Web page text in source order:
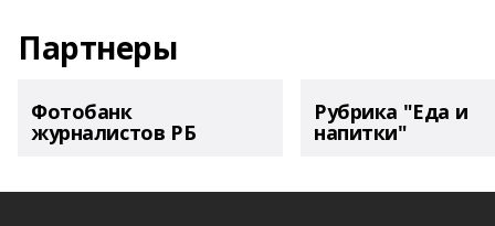
Партнеры
Фотобанк
журналистов РБ
Рубрика "Еда и
напитки"